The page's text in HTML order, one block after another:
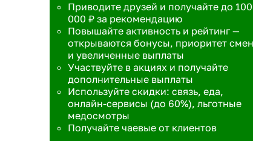
Приводите друзей и получайте до 100
000 ₽ за рекомендацию
Повышайте активность и рейтинг —
открываются бонусы, приоритет смен
и увеличенные выплаты
Участвуйте в акциях и получайте
дополнительные выплаты
Используйте скидки: связь, еда,
онлайн-сервисы (до 60%), льготные
медосмотры
Получайте чаевые от клиентов